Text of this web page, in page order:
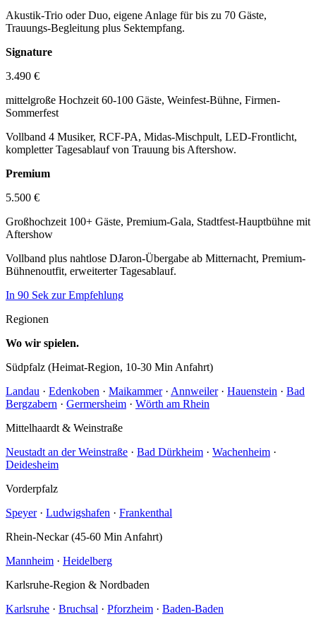
Akustik-Trio oder Duo, eigene Anlage für bis zu 70 Gäste,
Trauungs-Begleitung plus Sektempfang.
Signature
3.490 €
mittelgroße Hochzeit 60-100 Gäste, Weinfest-Bühne, Firmen-
Sommerfest
Vollband 4 Musiker, RCF-PA, Midas-Mischpult, LED-Frontlicht,
kompletter Tagesablauf von Trauung bis Aftershow.
Premium
5.500 €
Großhochzeit 100+ Gäste, Premium-Gala, Stadtfest-Hauptbühne mit
Aftershow
Vollband plus nahtlose DJaron-Übergabe ab Mitternacht, Premium-
Bühnenoutfit, erweiterter Tagesablauf.
In 90 Sek zur Empfehlung
Regionen
Wo wir spielen.
Südpfalz (Heimat-Region, 10-30 Min Anfahrt)
Landau · Edenkoben · Maikammer· Annweiler· Hauenstein · Bad
Bergzabern · Germersheim · Wörth am Rhein
Mittelhaardt & Weinstraße
Neustadt an der Weinstraße · Bad Dürkheim · Wachenheim ·
Deidesheim
Vorderpfalz
Speyer· Ludwigshafen · Frankenthal
Rhein-Neckar (45-60 Min Anfahrt)
Mannheim · Heidelberg
Karlsruhe-Region & Nordbaden
Karlsruhe · Bruchsal · Pforzheim · Baden-Baden